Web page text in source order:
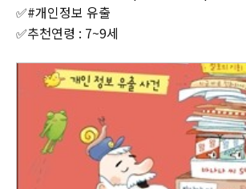
✅#개인정보 유출
✅추천연령 : 7~9세